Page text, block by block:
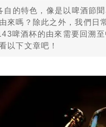
的特色，像是以啤酒節
來嗎？除此之外，我們
啤酒杯的由來需要回溯
以下文章吧！